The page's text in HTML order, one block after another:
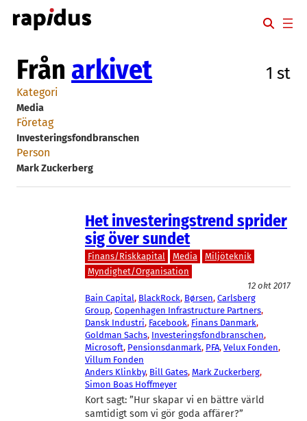
Hoppa
till
Från arkivet 1 st
Kategori
Media
Företag
Investeringsfondbranschen
Person
Mark Zuckerberg
Het investeringstrend sprider
sig över sundet
Finans/Riskkapital Media
Miljöteknik
Myndighet/Organisation
12 okt 2017
Bain Capital, BlackRock, Børsen, Carlsberg
Group, Copenhagen Infrastructure Partners
Dansk Industri, Facebook, Finans Danmark
Goldman Sachs, Investeringsfondbranschen
Microsoft, Pensionsdanmark, PFA, Velux Fonden
Villum Fonden
Anders Klinkby, Bill Gates, Mark Zuckerberg
Simon Boas Hoffmeyer
Kort sagt: ”Hur skapar vi en bättre värld
samtidigt som vi gör goda affärer?”